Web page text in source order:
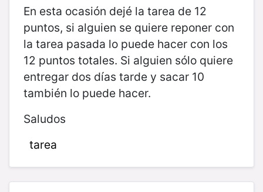
En esta ocasión dejé la tarea de 12
puntos, si alguien se quiere reponer con
la tarea pasada lo puede hacer con los
12 puntos totales. Si alguien sólo quiere
entregar dos días tarde y sacar 10
también lo puede hacer.
Saludos
tarea